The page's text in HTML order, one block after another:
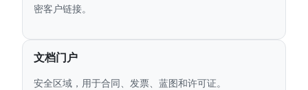
密客户链接。
文档门户
安全区域，用于合同、发票、蓝图和许可证。